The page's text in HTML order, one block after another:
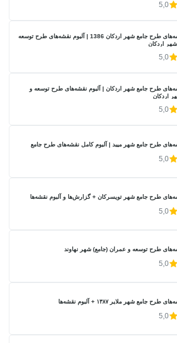
5,0
دانلود نقشه‌های طرح جامع شهر اردکان 1386 | آلبوم نقشه‌های طرح توسعه
اردکان
5,0
طرح جامع شهر اردکان | آلبوم نقشه‌های طرح توسعه و
اردکان
5,0
طرح جامع شهر میبد | آلبوم کامل نقشه‌های طرح جامع
5,0
طرح جامع شهر تویسرکان + گزارش‌ها و آلبوم نقشه‌ها
5,0
طرح توسعه و عمران (جامع) شهر نهاوند
5,0
طرح جامع شهر ملایر ۱۳۸۷ + آلبوم نقشه‌ها
5,0